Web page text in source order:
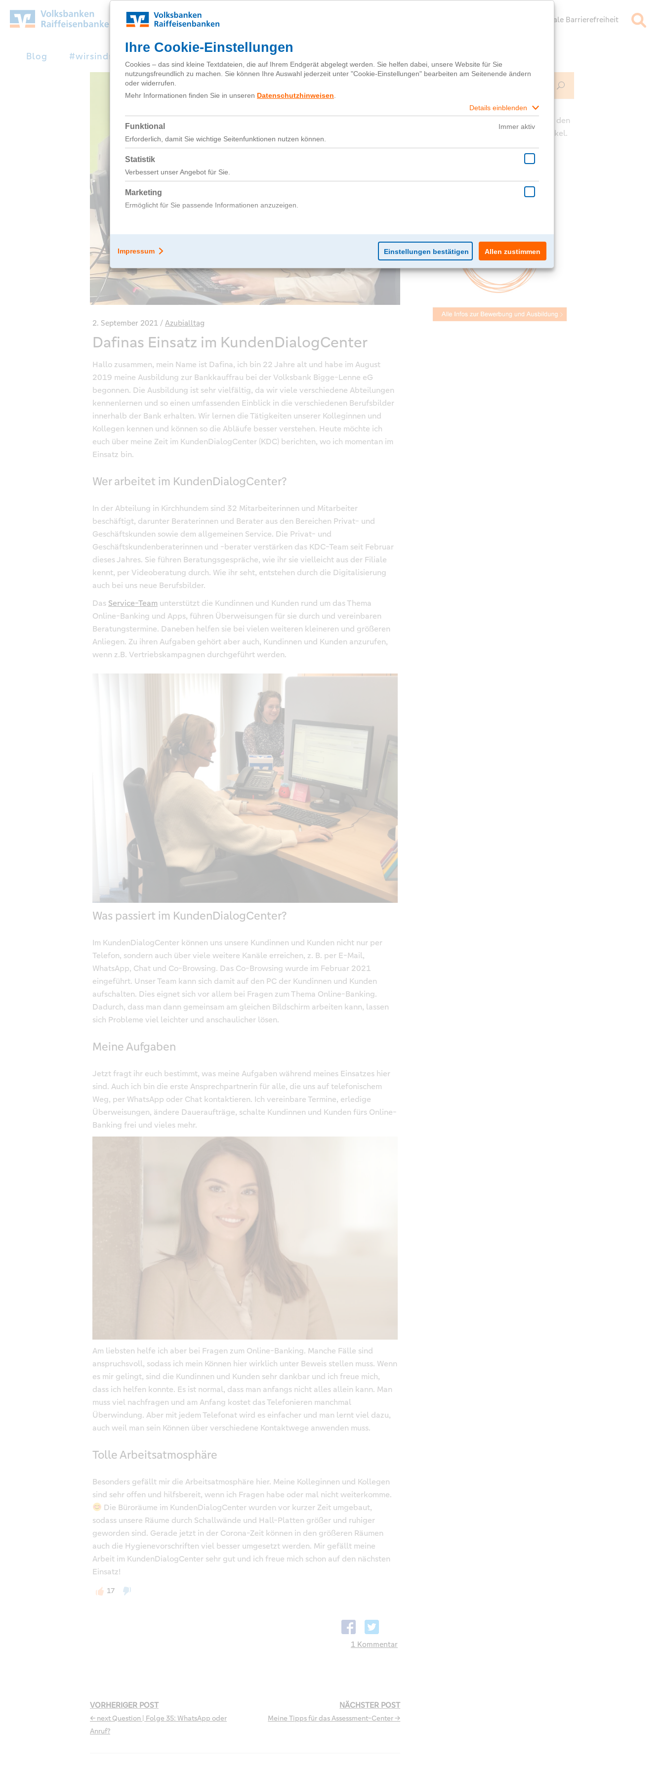
Zum
Hauptinhalt
Digitale Barrierefreiheit
Blog #wirsindnext Fragebox
2. September 2021 Azubialltag
Dafinas Einsatz im KundenDialogCenter
Hallo zusammen, mein Name ist Dafina, ich bin 22 Jahre alt und habe im August
2019 meine Ausbildung zur Bankkauffrau bei der Volksbank Bigge-Lenne eG
begonnen. Die Ausbildung ist sehr vielfältig, da wir viele verschiedene Abteilungen
kennenlernen und so einen umfassenden Einblick in die verschiedenen Berufsbilder
innerhalb der Bank erhalten. Wir lernen die Tätigkeiten unserer Kolleginnen und
Kollegen kennen und können so die Abläufe besser verstehen. Heute möchte ich
euch über meine Zeit im KundenDialogCenter (KDC) berichten, wo ich momentan im
Einsatz bin.
Wer arbeitet im KundenDialogCenter?
In der Abteilung in Kirchhundem sind 32 Mitarbeiterinnen und Mitarbeiter
beschäftigt, darunter Beraterinnen und Berater aus den Bereichen Privat- und
Geschäftskunden sowie dem allgemeinen Service. Die Privat- und
Geschäftskundenberaterinnen und -berater verstärken das KDC-Team seit Februar
dieses Jahres. Sie führen Beratungsgespräche, wie ihr sie vielleicht aus der Filiale
kennt, per Videoberatung durch. Wie ihr seht, entstehen durch die Digitalisierung
auch bei uns neue Berufsbilder.
Das Service-Team unterstützt die Kundinnen und Kunden rund um das Thema
Online-Banking und Apps, führen Überweisungen für sie durch und vereinbaren
Beratungstermine. Daneben helfen sie bei vielen weiteren kleineren und größeren
Anliegen. Zu ihren Aufgaben gehört aber auch, Kundinnen und Kunden anzurufen,
wenn z.B. Vertriebskampagnen durchgeführt werden.
Was passiert im KundenDialogCenter?
Im KundenDialogCenter können uns unsere Kundinnen und Kunden nicht nur per
Telefon, sondern auch über viele weitere Kanäle erreichen, z. B. per E-Mail,
WhatsApp, Chat und Co-Browsing. Das Co-Browsing wurde im Februar 2021
eingeführt. Unser Team kann sich damit auf den PC der Kundinnen und Kunden
aufschalten. Dies eignet sich vor allem bei Fragen zum Thema Online-Banking.
Dadurch, dass man dann gemeinsam am gleichen Bildschirm arbeiten kann, lassen
sich Probleme viel leichter und anschaulicher lösen.
Meine Aufgaben
Jetzt fragt ihr euch bestimmt, was meine Aufgaben während meines Einsatzes hier
sind. Auch ich bin die erste Ansprechpartnerin für alle, die uns auf telefonischem
Weg, per WhatsApp oder Chat kontaktieren. Ich vereinbare Termine, erledige
Überweisungen, ändere Daueraufträge, schalte Kundinnen und Kunden fürs Online-
Banking frei und vieles mehr.
Am liebsten helfe ich aber bei Fragen zum Online-Banking. Manche Fälle sind
anspruchsvoll, sodass ich mein Können hier wirklich unter Beweis stellen muss. Wenn
es mir gelingt, sind die Kundinnen und Kunden sehr dankbar und ich freue mich,
dass ich helfen konnte. Es ist normal, dass man anfangs nicht alles allein kann. Man
muss viel nachfragen und am Anfang kostet das Telefonieren manchmal
Überwindung. Aber mit jedem Telefonat wird es einfacher und man lernt viel dazu,
auch weil man sein Können über verschiedene Kontaktwege anwenden muss.
Tolle Arbeitsatmosphäre
Besonders gefällt mir die Arbeitsatmosphäre hier. Meine Kolleginnen und Kollegen
sind sehr offen und hilfsbereit, wenn ich Fragen habe oder mal nicht weiterkomme.
Die Büroräume im KundenDialogCenter wurden vor kurzer Zeit umgebaut,
sodass unsere Räume durch Schallwände und Hall-Platten größer und ruhiger
geworden sind. Gerade jetzt in der Corona-Zeit können in den größeren Räumen
auch die Hygienevorschriften viel besser umgesetzt werden. Mir gefällt meine
Arbeit im KundenDialogCenter sehr gut und ich freue mich schon auf den nächsten
Einsatz!
17
1 Kommentar
VORHERIGER POST
← next Question | Folge 35: WhatsApp oder
Anruf?
NÄCHSTER POST
Meine Tipps für das Assessment-Center →
Search
Nutze die Kommentarfunktion unter den
Beiträgen für deine Fragen zum Artikel.
Du hast eine generelle Frage?